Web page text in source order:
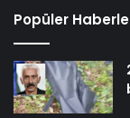
Popüler